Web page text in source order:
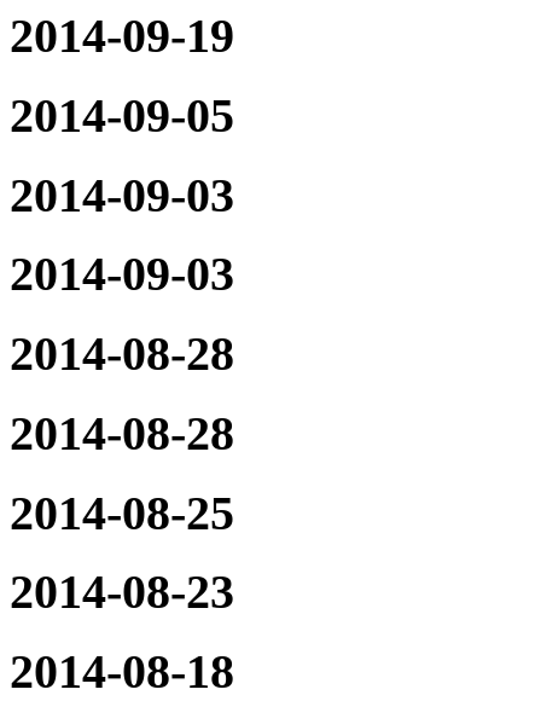
2014-09-19
2014-09-05
2014-09-03
2014-09-03
2014-08-28
2014-08-28
2014-08-25
2014-08-23
2014-08-18